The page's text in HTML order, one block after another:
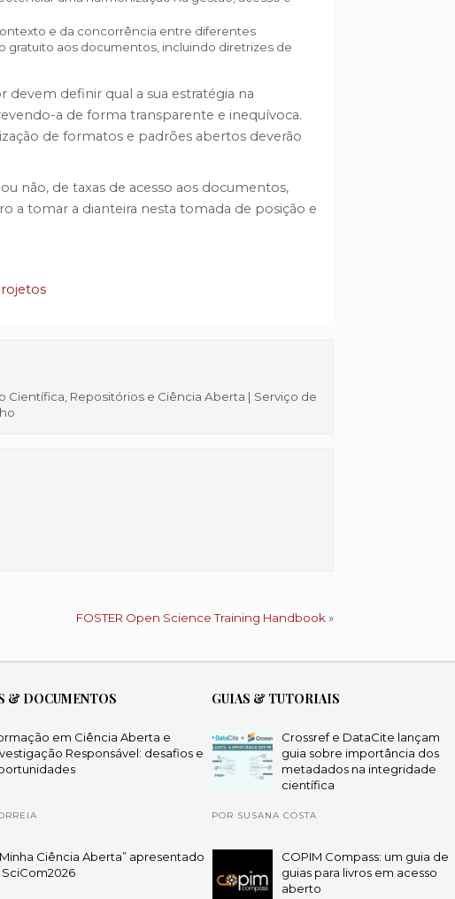
e da concorrência entre diferentes
gratuito aos documentos, incluindo diretrizes de
devem definir qual a sua estratégia na
a de forma transparente e inequívoca.
de formatos e padrões abertos deverão
não, de taxas de acesso aos documentos,
a tomar a dianteira nesta tomada de posição e
Repositórios e Ciência Aberta | Serviço de
FOSTER Open Science Training Handbook »
& DOCUMENTOS
em Ciência Aberta e
Responsável: desafios e
Minha Ciência Aberta” apresentado
SciCom2026
GUIAS & TUTORIAIS
Crossref e DataCite lançam
guia sobre importância dos
metadados na integridade
científica
POR SUSANA COSTA
COPIM Compass: um guia de
guias para livros em acesso
aberto